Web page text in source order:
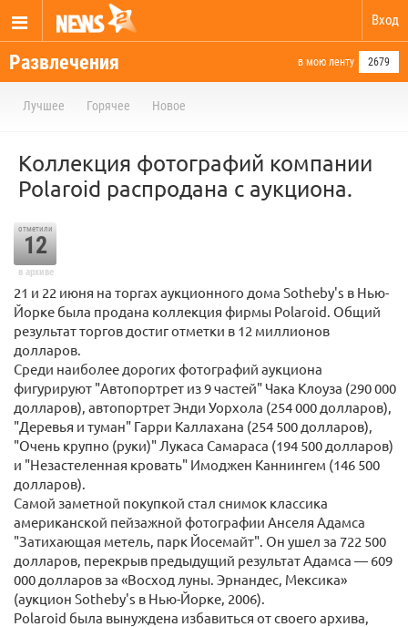
Вход
Развлечения в мою ленту 2679
Лучшее Горячее Новое
Коллекция фотографий компании
Polaroid распродана с аукциона.
отметили
12
в архиве
21 и 22 июня на торгах аукционного дома Sotheby's в Нью-
Йорке была продана коллекция фирмы Polaroid. Общий
результат торгов достиг отметки в 12 миллионов
долларов.
Среди наиболее дорогих фотографий аукциона
фигурируют "Автопортрет из 9 частей" Чака Клоуза (290 000
долларов), автопортрет Энди Уорхола (254 000 долларов),
"Деревья и туман" Гарри Каллахана (254 500 долларов),
"Очень крупно (руки)" Лукаса Самараса (194 500 долларов)
и "Незастеленная кровать" Имоджен Каннингем (146 500
долларов).
Самой заметной покупкой стал снимок классика
американской пейзажной фотографии Анселя Адамса
"Затихающая метель, парк Йосемайт". Он ушел за 722 500
долларов, перекрыв предыдущий результат Адамса — 609
000 долларов за «Восход луны. Эрнандес, Мексика»
(аукцион Sotheby's в Нью-Йорке, 2006).
Polaroid была вынуждена избавиться от своего архива,